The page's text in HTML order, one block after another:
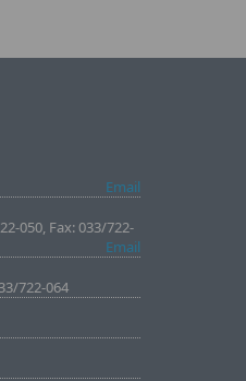
Email
050, Fax: 033/722-
Email
722-064